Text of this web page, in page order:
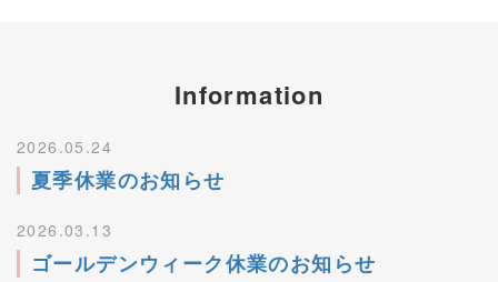
Information
2026.05.24
夏季休業のお知らせ
2026.03.13
ゴールデンウィーク休業のお知らせ